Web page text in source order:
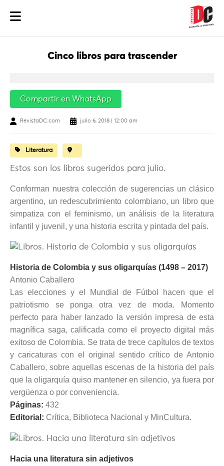
Cinco libros para trascender
Compartir en WhatsApp
RevistaDC.com julio 6, 2018 | 12:00 am
Literatura
Estos son los libros sugeridos para julio.
Conforman nuestra colección de sugerencias un clásico
argentino, un redescubrimiento colombiano, un libro que
simpatiza con el feminismo, un análisis de la literatura
infantil y juvenil, y una historia escrita y pintada del país.
Historia de Colombia y sus oligarquías (1498 – 2017)
Antonio Caballero
Las elecciones y el Mundial de Fútbol hacen que el
patriotismo se ponga otra vez de moda. Momento
perfecto para haber lanzado la versión impresa de esta
magnífica saga, calificada como el proyecto digital más
exitoso de Colombia. Se trata de trece capítulos de textos
y caricaturas con el original sentido crítico de Antonio
Caballero, sobre aquellas escenas de la historia del país
que la oligarquía quiso mantener en silencio, ya fuera por
vergüenza o por conveniencia.
Páginas: 432
Editorial: Crítica, Biblioteca Nacional y MinCultura.
Hacia una literatura sin adjetivos